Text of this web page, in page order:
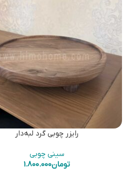
رایزر چوبی گرد لبه‌دار
سینی چوبی
تومان1.800.000